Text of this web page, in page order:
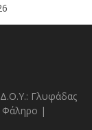
Γλυφάδας
Φάληρο |